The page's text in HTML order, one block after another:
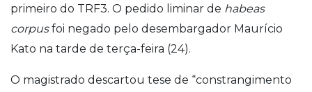
primeiro do TRF3. O pedido liminar de habeas
corpusfoi negado pelo desembargador Maurício
Kato na tarde de terça-feira (24).
O magistrado descartou tese de “constrangimento